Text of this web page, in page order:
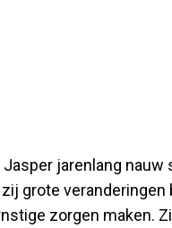
jarenlang nauw
grote
zorgen maken.